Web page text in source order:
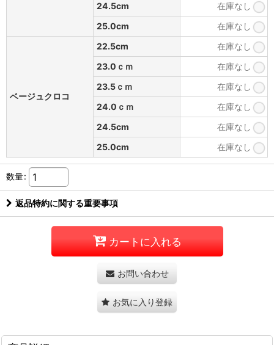
24.5cm
在庫なし
25.0cm
在庫なし
ベージュクロコ
22.5cm
在庫なし
23.0ｃｍ
在庫なし
23.5ｃｍ
在庫なし
24.0ｃｍ
在庫なし
24.5cm
在庫なし
25.0cm
在庫なし
数量:
返品特約に関する重要事項
カートに入れる
お問い合わせ
お気に入り登録